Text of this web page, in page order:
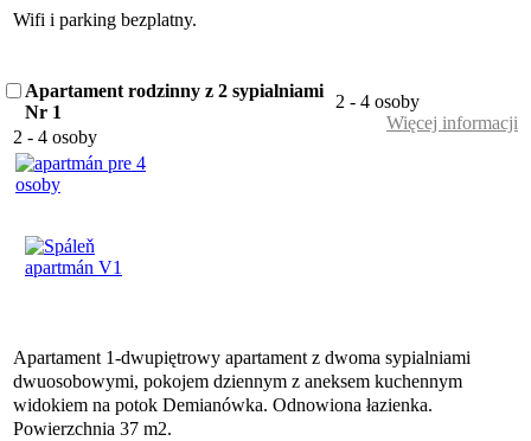
Wifi i parking bezplatny.
Apartament rodzinny z 2 sypialniami
Nr 1
2 - 4 osoby
2 - 4 osoby
Więcej informacji
Apartament 1-dwupiętrowy apartament z dwoma sypialniami
dwuosobowymi, pokojem dziennym z aneksem kuchennym
widokiem na potok Demianówka. Odnowiona łazienka.
Powierzchnia 37 m2.